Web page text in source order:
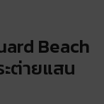
Beach
ต่ายแสน